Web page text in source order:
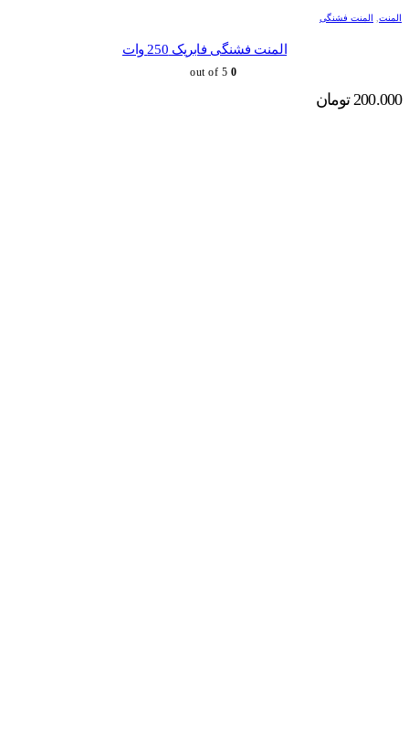
المنت المنت فشنگی
المنت فشنگی فابریک 250 وات
0
200.000 تومان